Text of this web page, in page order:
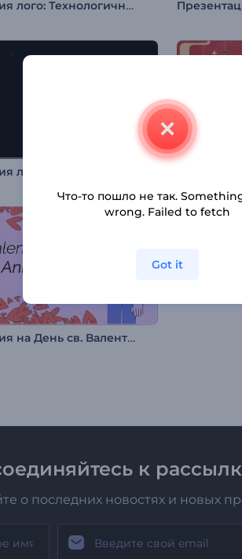
Анимация лого: Технологичная змея
Анимация на День св. Валентина
к
о последних новостях и новых
Что-то пошло не так.
wrong. Failed to fetch
Got it